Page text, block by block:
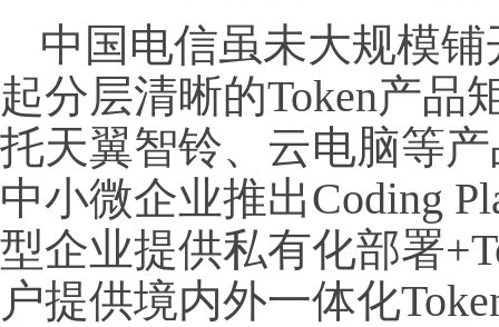
中国电信虽未大规模
起分层清晰的Token产品
托天翼智铃、云电脑等
中小微企业推出Coding
型企业提供私有化部署
户提供境内外一体化